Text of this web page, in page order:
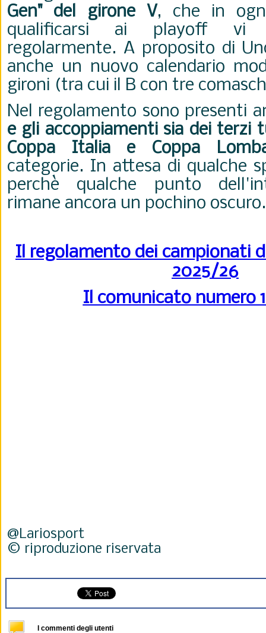
Gen" del girone V, che in
qualificarsi ai playoff vi
regolarmente. A proposito di
anche un nuovo calendario
gironi (tra cui il B con tre
Nel regolamento sono presenti
e gli accoppiamenti sia dei terzi
Coppa Italia e Coppa
categorie. In attesa di qualche
perchè qualche punto
rimane ancora un pochino oscuro.
Il regolamento dei campionati
2025/26
Il comunicato numero
@Lariosport
© riproduzione riservata
I commenti degli utenti